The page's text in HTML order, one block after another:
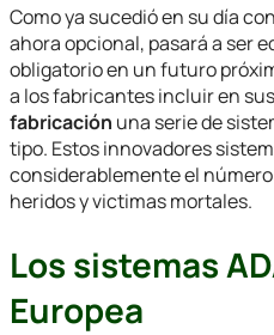
Como ya sucedió en su día
ahora opcional, pasará a ser
obligatorio en un futuro
a los fabricantes incluir en sus
fabricación una serie de
tipo. Estos innovadores
considerablemente el
heridos y victimas mortales.
Los sistemas
Europea